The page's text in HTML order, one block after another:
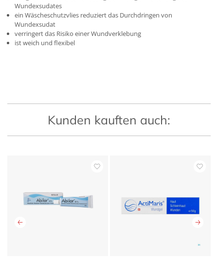
Wundexsudates
ein Wäscheschutzvlies reduziert das Durchdringen von
Wundexsudat
verringert das Risiko einer Wundverklebung
ist weich und flexibel
Kunden kauften auch: